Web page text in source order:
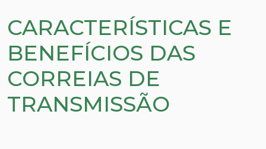
CARACTERÍSTICAS E
BENEFÍCIOS DAS
CORREIAS DE
TRANSMISSÃO